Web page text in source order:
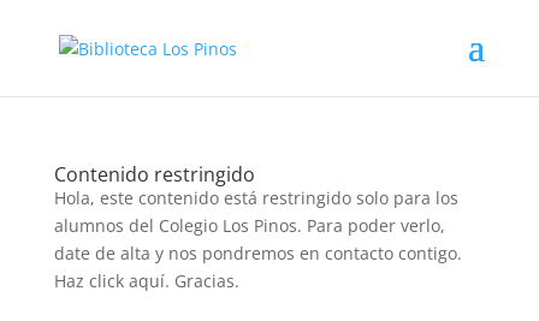
Contenido restringido
Hola, este contenido está restringido solo para los
alumnos del Colegio Los Pinos. Para poder verlo,
date de alta y nos pondremos en contacto contigo.
Haz click aquí. Gracias.